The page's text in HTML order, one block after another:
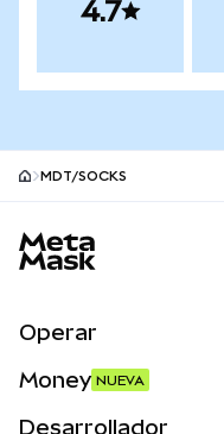
4.7
MDT/SOCKS
Operar
Money NUEVA
Desarrollador